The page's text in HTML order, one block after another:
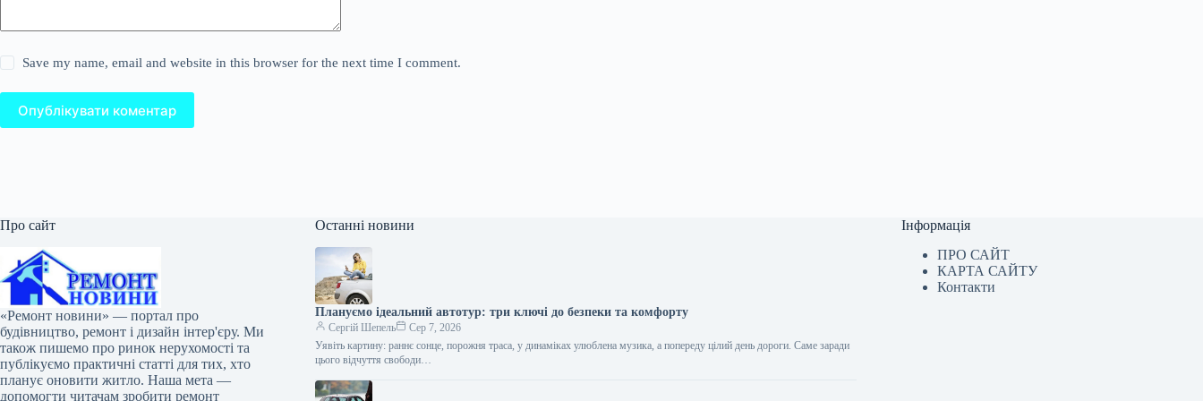
Save my name, email and website in this browser for the next time I comment.
Опублікувати коментар
Про сайт
«Ремонт новини» — портал про
будівництво, ремонт і дизайн інтер'єру. Ми
також пишемо про ринок нерухомості та
публікуємо практичні статті для тих, хто
планує оновити житло. Наша мета —
допомогти читачам зробити ремонт
Останні новини
Плануємо ідеальний автотур: три ключі до безпеки та комфорту
Сергій Шепель
Сер 7, 2026
Уявіть картину: раннє сонце, порожня траса, у динаміках улюблена музика, а попереду цілий день дороги. Саме заради
цього відчуття свободи…
Інформація
ПРО САЙТ
КАРТА САЙТУ
Контакти